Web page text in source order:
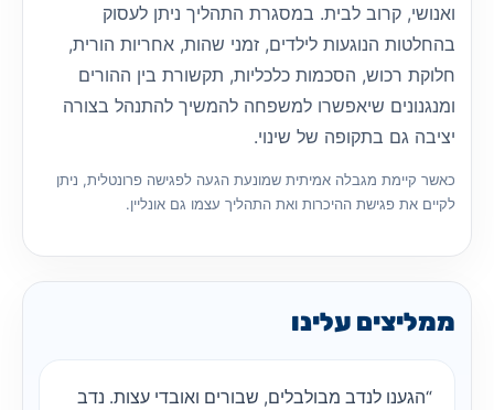
ואנושי, קרוב לבית. במסגרת התהליך ניתן לעסוק
בהחלטות הנוגעות לילדים, זמני שהות, אחריות הורית,
חלוקת רכוש, הסכמות כלכליות, תקשורת בין ההורים
ומנגנונים שיאפשרו למשפחה להמשיך להתנהל בצורה
יציבה גם בתקופה של שינוי.
כאשר קיימת מגבלה אמיתית שמונעת הגעה לפגישה פרונטלית, ניתן
לקיים את פגישת ההיכרות ואת התהליך עצמו גם אונליין.
ממליצים עלינו
“הגענו לנדב מבולבלים, שבורים ואובדי עצות. נדב